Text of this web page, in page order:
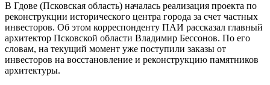
В Гдове (Псковская область) началась реализация проекта по
реконструкции исторического центра города за счет частных
инвесторов. Об этом корреспонденту ПАИ рассказал главный
архитектор Псковской области Владимир Бессонов. По его
словам, на текущий момент уже поступили заказы от
инвесторов на восстановление и реконструкцию памятников
архитектуры.